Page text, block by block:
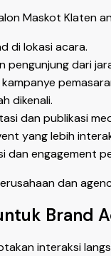
Maskot Klaten
di lokasi acara.
pengunjung dari
dikenali.
dan publikasi
yang lebih
dan engagement
dan
Brand
interaksi